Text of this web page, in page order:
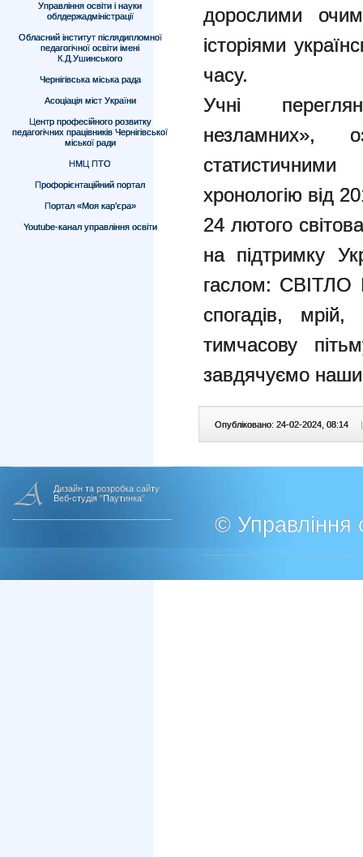
Управління освіти і науки
облдержадміністрації
Обласний інститут післядипломної
педагогічної освіти імені
К.Д.Ушинського
Чернігівська міська рада
Асоціація міст України
Центр професійного розвитку
педагогічних працівників Чернігівської
міської ради
НМЦ ПТО
Профорієнтаційний портал
Портал «Моя кар’єра»
Youtube-канал управління освіти
дорослими
історіями
часу.
Учні
незламних»,
хронологію від
24 лютого
на підтримку
гаслом:
спогадів,
тимчасову
завдячуємо
Опубліковано: 24-02-2024, 08:14 |
Дизайн та розробка сайту
Веб-студія "Паутинка"
© Управління